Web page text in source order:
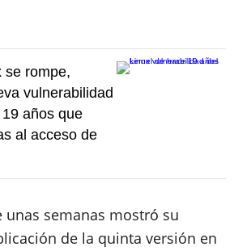
se rompe,
vulnerabilidad
años que
al acceso de
unas semanas mostró su
de la quinta versión en